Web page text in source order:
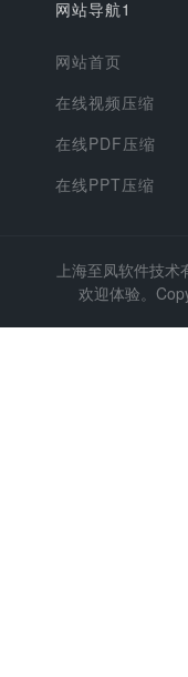
网站导航1
网站首页
在线视频压缩
在线PDF压缩
在线PPT压缩
上海至凤软件技术
欢迎体验。